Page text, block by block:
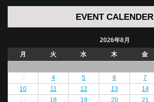
EVENT CALENDER
2026年8月
月
火 水 木 金
3
4 5 6 7
10
11 12 13 14
17
18 19 20 21